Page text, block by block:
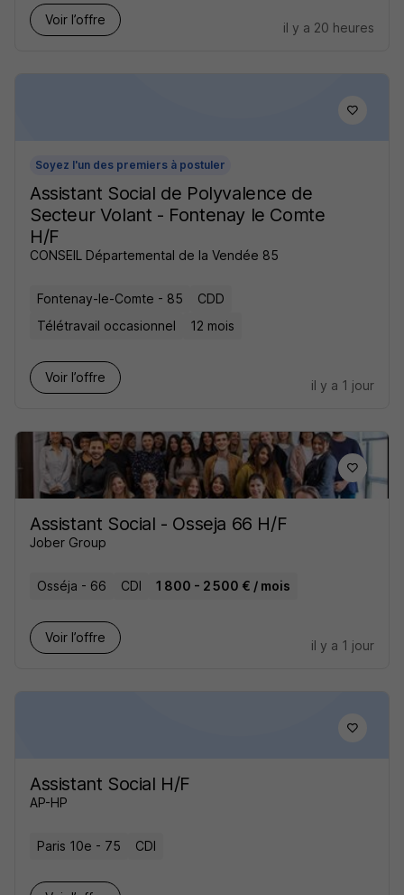
Voir l’offre
il y a 20 heures
Soyez l'un des premiers à postuler
Assistant Social de Polyvalence de
Secteur Volant - Fontenay le Comte
H/F
CONSEIL Départemental de la Vendée 85
Fontenay-le-Comte - 85
CDD
Télétravail occasionnel
12 mois
Voir l’offre
il y a 1 jour
Assistant Social - Osseja 66 H/F
Jober Group
Osséja - 66 CDI 1 800 - 2 500 € / mois
Voir l’offre
il y a 1 jour
Assistant Social H/F
AP-HP
Paris 10e - 75 CDI